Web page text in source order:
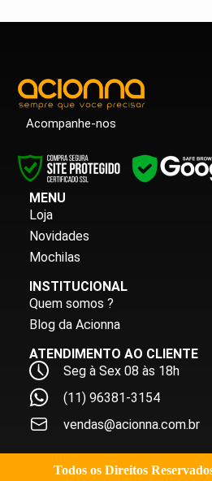
Acompanhe-nos
MENU
Loja
Novidades
Mochilas
INSTITUCIONAL
Quem somos ?
Blog da Acionna
ATENDIMENTO AO CLIENTE
Seg à Sex 08 às 18h
(11) 96381-3154
vendas@acionna.com.br
Todos os Direitos